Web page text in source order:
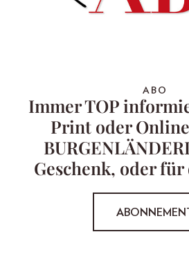
ABO
Immer TOP
Print oder
Geschenk, oder